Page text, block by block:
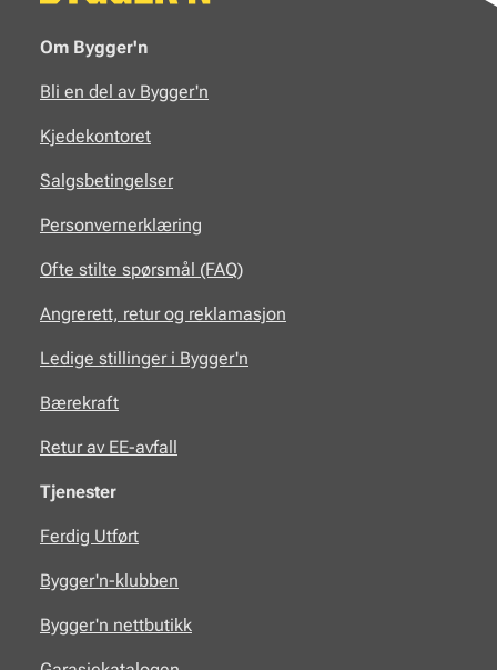
Om Bygger'n
Bli en del av Bygger'n
Kjedekontoret
Salgsbetingelser
Personvernerklæring
Ofte stilte spørsmål (FAQ)
Angrerett, retur og reklamasjon
Ledige stillinger i Bygger'n
Bærekraft
Retur av EE-avfall
Tjenester
Ferdig Utført
Bygger'n-klubben
Bygger'n nettbutikk